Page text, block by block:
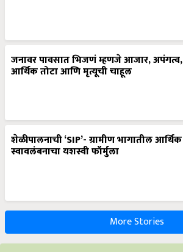
जनावर पावसात भिजणं म्हणजे आजार, अपंगत्व,
आर्थिक तोटा आणि मृत्यूची चाहूल
शेळीपालनाची ‘SIP’- ग्रामीण भागातील आर्थिक
स्वावलंबनाचा यशस्वी फॉर्मुला
More Stories